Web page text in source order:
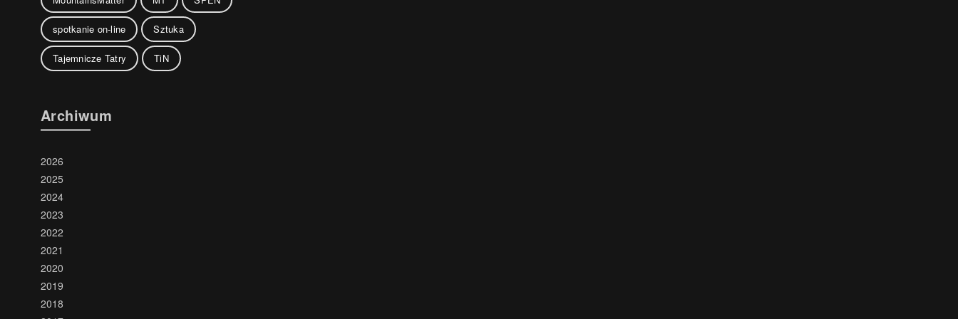
spotkanie on-line Sztuka
Tajemnicze Tatry TiN
Archiwum
2026
2025
2024
2023
2022
2021
2020
2019
2018